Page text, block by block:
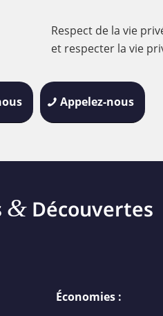
Respect de la vie
et respecter la vie
Appelez-nous
& Découvertes
Économies :